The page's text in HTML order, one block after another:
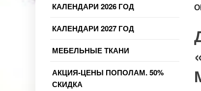
КАЛЕНДАРИ 2026 ГОД
КАЛЕНДАРИ 2027 ГОД
МЕБЕЛЬНЫЕ ТКАНИ
АКЦИЯ-ЦЕНЫ ПОПОЛАМ. 50%
СКИДКА